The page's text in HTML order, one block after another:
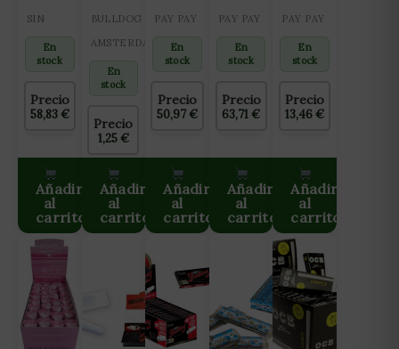
NATURAL
KING
SIZE
SIN
En
stock
Precio
58,83€
Añadir
al
carrito
SUPER
SIZED
UNBLEACHED
18CM
BULLDOG
AMSTERDAM
En
stock
Precio
1,25€
Añadir
al
carrito
BLOC
600 (78
MM)
PAY PAY
En
stock
Precio
50,97€
Añadir
al
carrito
BLOC
300 (78
MM)
PAY PAY
En
stock
Precio
63,71€
Añadir
al
carrito
1 1/4
GOGREEN
(78 MM)
PAY PAY
En
stock
Precio
13,46€
Añadir
al
carrito